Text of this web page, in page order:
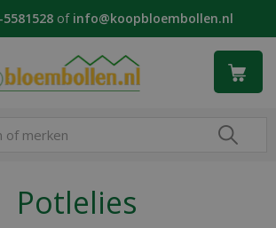
5581528 of info@koopbloembollen.nl
Potlelies